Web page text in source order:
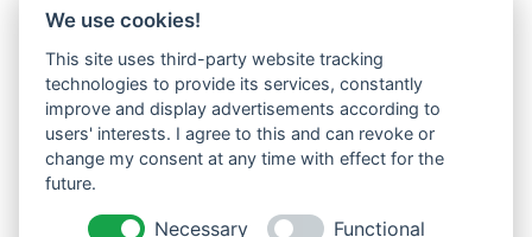
Verein
Vereinsvorstand
Vereinssatzung
Vereinsgeschichte
Downloads
Sektionen
Fußball
1. Mannschaften
E-Junioren SG FSV Creuzburg
We use cookies!
This site uses third-party website tracking
technologies to provide its services, constantly
improve and display advertisements according to
users' interests. I agree to this and can revoke or
change my consent at any time with effect for the
future.
Necessary Functional